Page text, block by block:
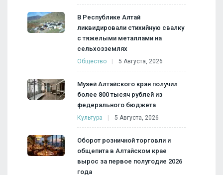
В Республике Алтай
ликвидировали стихийную свалку
с тяжелыми металлами на
сельхозземлях
Общество 5 Августа, 2026
Музей Алтайского края получил
более 800 тысяч рублей из
федерального бюджета
Культура 5 Августа, 2026
Оборот розничной торговли и
общепита в Алтайском крае
вырос за первое полугодие 2026
года